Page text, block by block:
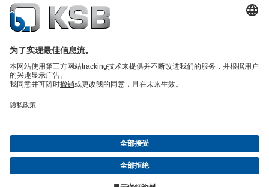
軟體和知識
污廢水工程水工程工業工程樓宇工程能源工程
KSB的就業機會社群媒體